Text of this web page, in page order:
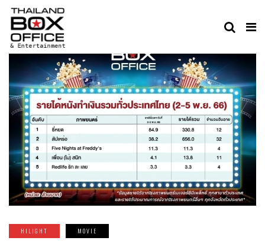
HILIGHT MOVIE